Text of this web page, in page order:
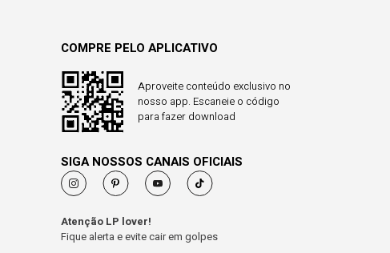
COMPRE PELO APLICATIVO
Aproveite conteúdo exclusivo no
nosso app. Escaneie o código
para fazer download
SIGA NOSSOS CANAIS OFICIAIS
Atenção LP lover!
Fique alerta e evite cair em golpes